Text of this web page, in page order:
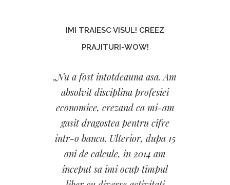
IMI TRAIESC VISUL! CREEZ
PRAJITURI-WOW!
„Nu a fost intotdeauna asa. Am
absolvit disciplina profesiei
economice, crezand ca mi-am
gasit dragostea pentru cifre
intr-o banca. Ulterior, dupa 15
ani de calcule, in 2014 am
inceput sa imi ocup timpul